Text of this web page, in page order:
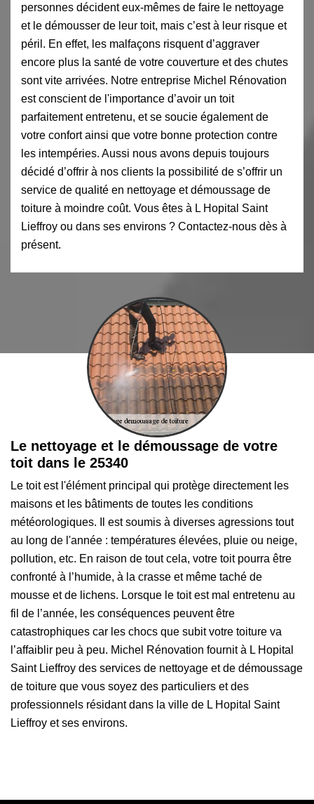
personnes décident eux-mêmes de faire le nettoyage
et le démousser de leur toit, mais c’est à leur risque et
péril. En effet, les malfaçons risquent d’aggraver
encore plus la santé de votre couverture et des chutes
sont vite arrivées. Notre entreprise Michel Rénovation
est conscient de l'importance d’avoir un toit
parfaitement entretenu, et se soucie également de
votre confort ainsi que votre bonne protection contre
les intempéries. Aussi nous avons depuis toujours
décidé d’offrir à nos clients la possibilité de s’offrir un
service de qualité en nettoyage et démoussage de
toiture à moindre coût. Vous êtes à L Hopital Saint
Lieffroy ou dans ses environs ? Contactez-nous dès à
présent.
Le nettoyage et le démoussage de votre
toit dans le 25340
Le toit est l'élément principal qui protège directement les
maisons et les bâtiments de toutes les conditions
météorologiques. Il est soumis à diverses agressions tout
au long de l'année : températures élevées, pluie ou neige,
pollution, etc. En raison de tout cela, votre toit pourra être
confronté à l’humide, à la crasse et même taché de
mousse et de lichens. Lorsque le toit est mal entretenu au
fil de l’année, les conséquences peuvent être
catastrophiques car les chocs que subit votre toiture va
l’affaiblir peu à peu. Michel Rénovation fournit à L Hopital
Saint Lieffroy des services de nettoyage et de démoussage
de toiture que vous soyez des particuliers et des
professionnels résidant dans la ville de L Hopital Saint
Lieffroy et ses environs.